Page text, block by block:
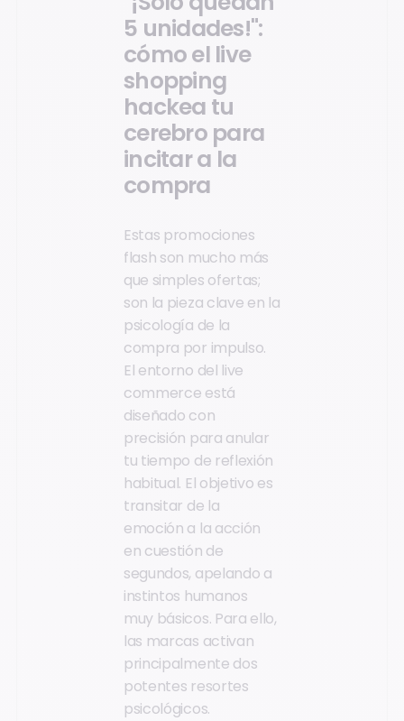
5 unidades!":
cómo el live
shopping
hackea tu
cerebro para
incitar a la
compra
Estas promociones
flash son mucho más
que simples ofertas;
son la pieza clave en la
psicología de la
compra por impulso.
El entorno del live
commerce está
diseñado con
precisión para anular
tu tiempo de reflexión
habitual. El objetivo es
transitar de la
emoción a la acción
en cuestión de
segundos, apelando a
instintos humanos
muy básicos. Para ello,
las marcas activan
principalmente dos
potentes resortes
psicológicos.